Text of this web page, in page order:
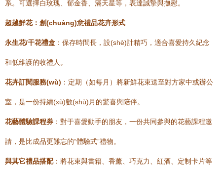
系。可選擇白玫瑰、郁金香、滿天星等，表達誠摯與撫慰。
超越鮮花：創(chuàng)意禮品花卉形式
永生花/干花禮盒 ：保存時間長，設(shè)計精巧，適合喜愛持久紀念
和低維護的收禮人。
花卉訂閱服務(wù) ：定期（如每月）將新鮮花束送至對方家中或辦公
室，是一份持續(xù)數(shù)月的驚喜與陪伴。
花藝體驗課程券 ：對于喜愛動手的朋友，一份共同參與的花藝課程邀
請，是比成品更難忘的“體驗式”禮物。
與其它禮品搭配：將花束與書籍、香薰、巧克力、紅酒、定制卡片等